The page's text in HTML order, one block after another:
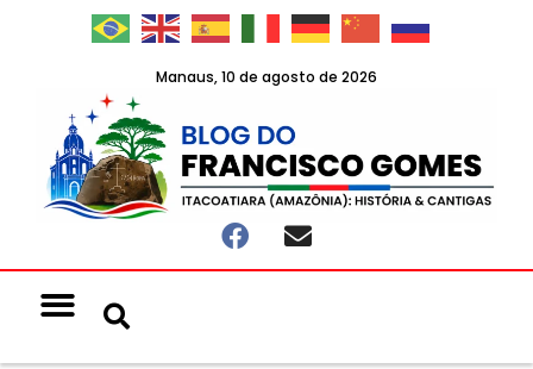
Manaus, 10 de agosto de 2026